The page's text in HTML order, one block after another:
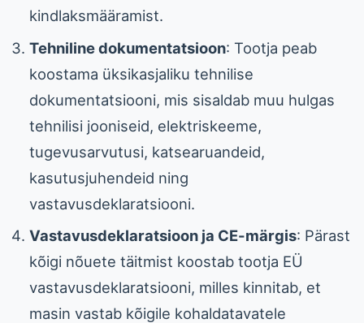
kindlaksmääramist.
Tehniline dokumentatsioon: Tootja peab
koostama üksikasjaliku tehnilise
dokumentatsiooni, mis sisaldab muu hulgas
tehnilisi jooniseid, elektriskeeme,
tugevusarvutusi, katsearuandeid,
kasutusjuhendeid ning
vastavusdeklaratsiooni.
Vastavusdeklaratsioon ja CE-märgis: Pärast
kõigi nõuete täitmist koostab tootja EÜ
vastavusdeklaratsiooni, milles kinnitab, et
masin vastab kõigile kohaldatavatele